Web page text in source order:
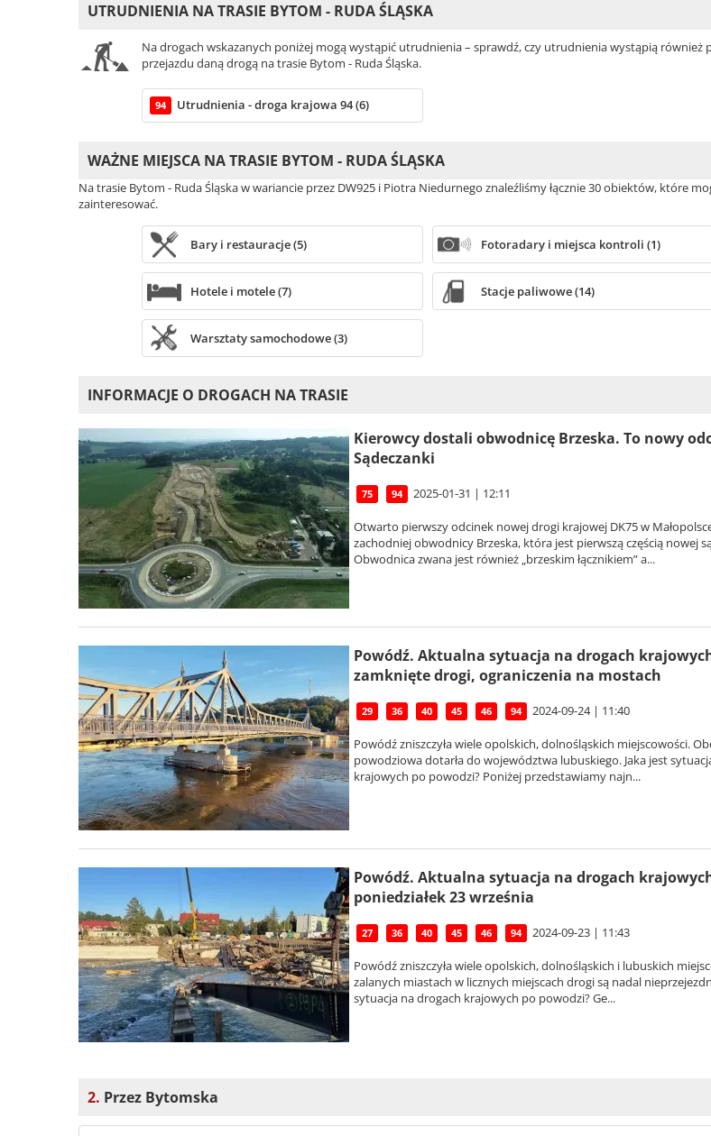
UTRUDNIENIA NA TRASIE BYTOM - RUDA ŚLĄSKA
Na drogach wskazanych poniżej mogą wystąpić utrudnienia – sprawdź, czy utrudnienia wystąpią również
przejazdu daną drogą na trasie Bytom - Ruda Śląska.
94 Utrudnienia - droga krajowa 94 (6)
WAŻNE MIEJSCA NA TRASIE BYTOM - RUDA ŚLĄSKA
Na trasie Bytom - Ruda Śląska w wariancie przez DW925 i Piotra Niedurnego znaleźliśmy łącznie 30 obiektów, które
zainteresować.
Bary i restauracje (5) Fotoradary i miejsca kontroli (1)
Hotele i motele (7) Stacje paliwowe (14)
Warsztaty samochodowe (3)
INFORMACJE O DROGACH NA TRASIE
Kierowcy dostali obwodnicę Brzeska. To nowy
Sądeczanki
75 94 2025-01-31 | 12:11
Otwarto pierwszy odcinek nowej drogi krajowej DK75 w
zachodniej obwodnicy Brzeska, która jest pierwszą częścią nowej
Obwodnica zwana jest również „brzeskim łącznikiem” a...
Powódź. Aktualna sytuacja na drogach
zamknięte drogi, ograniczenia na mostach
29 36 40 45 46 94 2024-09-24 | 11:40
Powódź zniszczyła wiele opolskich, dolnośląskich miejscowości.
powodziowa dotarła do województwa lubuskiego. Jaka jest
krajowych po powodzi? Poniżej przedstawiamy najn...
Powódź. Aktualna sytuacja na drogach
poniedziałek 23 września
27 36 40 45 46 94 2024-09-23 | 11:43
Powódź zniszczyła wiele opolskich, dolnośląskich i lubuskich
zalanych miastach w licznych miejscach drogi są nadal
sytuacja na drogach krajowych po powodzi? Ge...
2. Przez Bytomska